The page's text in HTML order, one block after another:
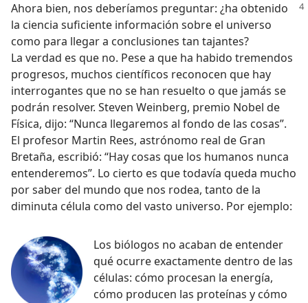
Ahora bien, nos deberíamos preguntar: ¿ha obtenido
la ciencia suficiente información sobre el universo
como para llegar a conclusiones tan tajantes?
La verdad es que no. Pese a que ha habido tremendos
progresos, muchos científicos reconocen que hay
interrogantes que no se han resuelto o que jamás se
podrán resolver. Steven Weinberg, premio Nobel de
Física, dijo: “Nunca llegaremos al fondo de las cosas”.
El profesor Martin Rees, astrónomo real de Gran
Bretaña, escribió: “Hay cosas que los humanos nunca
entenderemos”. Lo cierto es que todavía queda mucho
por saber del mundo que nos rodea, tanto de la
diminuta célula como del vasto universo. Por ejemplo:
Los biólogos no acaban de entender
qué ocurre exactamente dentro de las
células: cómo procesan la energía,
cómo producen las proteínas y cómo